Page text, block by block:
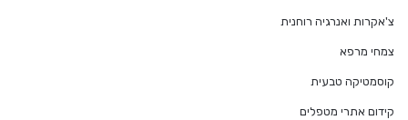
צ'אקרות ואנרגיה רוחנית
צמחי מרפא
קוסמטיקה טבעית
קידום אתרי מטפלים